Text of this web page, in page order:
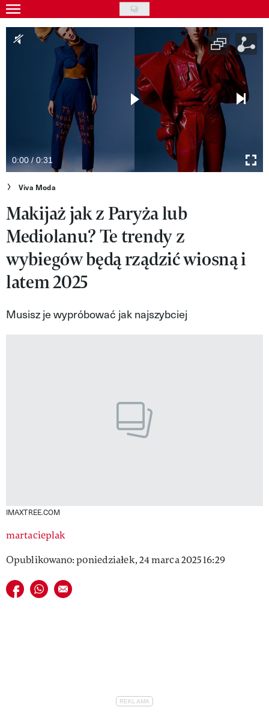
Skip
to
main
Gwiazdy
Kultura
Wideo
Nasze akcje
VIVA!ART
VIVA!MODA
VIVA!LIFESTYLE
VIVA!MAN
VIVA!PEOPLE POWER
0:00 / 0:31
Viva Moda
Makijaż jak z Paryża lub
Mediolanu? Te trendy z
wybiegów będą rządzić wiosną i
latem 2025
Musisz je wypróbować jak najszybciej
IMAXTREE.COM
martacieplak
Opublikowano: poniedziałek, 24 marca 2025 16:29
Udostępnij na facebook
Udostępnij na whatsapp
E-mail do przyjaciela